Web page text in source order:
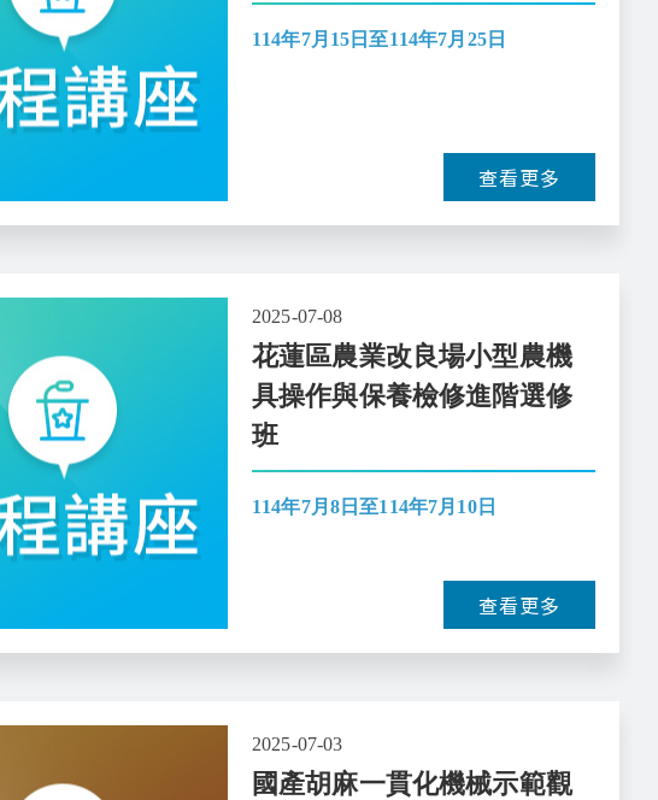
114年7月15日至114年7月25日
查看更多
2025-07-08
花蓮區農業改良場小型農機
具操作與保養檢修進階選修
班
114年7月8日至114年7月10日
查看更多
2025-07-03
國產胡麻一貫化機械示範觀